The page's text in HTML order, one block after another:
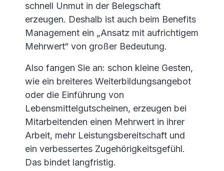
schnell Unmut in der Belegschaft
erzeugen. Deshalb ist auch beim Benefits
Management ein „Ansatz mit aufrichtigem
Mehrwert“ von großer Bedeutung.
Also fangen Sie an: schon kleine Gesten,
wie ein breiteres Weiterbildungsangebot
oder die Einführung von
Lebensmittelgutscheinen, erzeugen bei
Mitarbeitenden einen Mehrwert in ihrer
Arbeit, mehr Leistungsbereitschaft und
ein verbessertes Zugehörigkeitsgefühl.
Das bindet langfristig.